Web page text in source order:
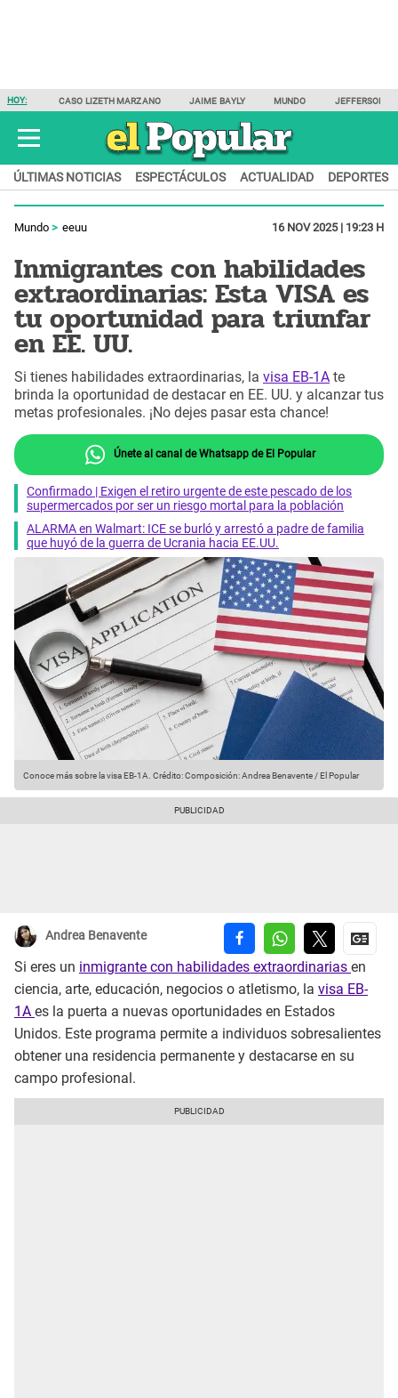
HOY: CASO LIZETH MARZANO JAIME BAYLY MUNDO JEFFERSON
ÚLTIMAS NOTICIAS ESPECTÁCULOS ACTUALIDAD DEPORTES
Mundo eeuu 16 NOV 2025 | 19:23 H
Inmigrantes con habilidades
extraordinarias: Esta VISA es
tu oportunidad para triunfar
en EE. UU.
Si tienes habilidades extraordinarias, la visa EB-1A te
brinda la oportunidad de destacar en EE. UU. y alcanzar tus
metas profesionales. ¡No dejes pasar esta chance!
Únete al canal de Whatsapp de El Popular
Confirmado | Exigen el retiro urgente de este pescado de los
supermercados por ser un riesgo mortal para la población
ALARMA en Walmart: ICE se burló y arrestó a padre de familia
que huyó de la guerra de Ucrania hacia EE.UU.
Conoce más sobre la visa EB-1A. Crédito: Composición: Andrea Benavente / El Popular
Andrea Benavente
Si eres un inmigrante con habilidades extraordinarias en
ciencia, arte, educación, negocios o atletismo, la visa EB-
1A es la puerta a nuevas oportunidades en Estados
Unidos. Este programa permite a individuos sobresalientes
obtener una residencia permanente y destacarse en su
campo profesional.